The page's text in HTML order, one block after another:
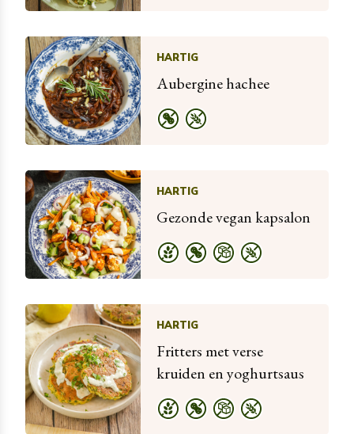
HARTIG
Aubergine hachee
HARTIG
Gezonde vegan kapsalon
HARTIG
Fritters met verse
kruiden en yoghurtsaus